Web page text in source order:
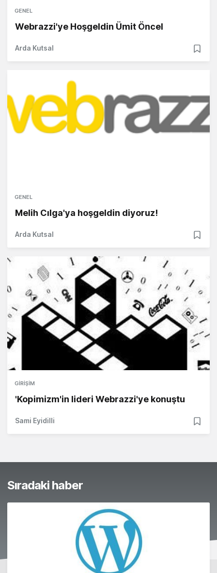
GENEL
Webrazzi'ye Hoşgeldin Ümit Öncel
Arda Kutsal
GENEL
Melih Cılga'ya hoşgeldin diyoruz!
Arda Kutsal
GIRIŞIM
'Kopimizm'in lideri Webrazzi'ye konuştu
Sami Eyidilli
Sıradaki haber